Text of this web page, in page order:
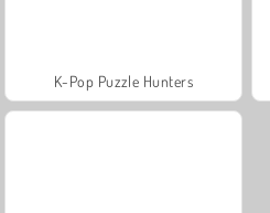
K-Pop Puzzle Hunters